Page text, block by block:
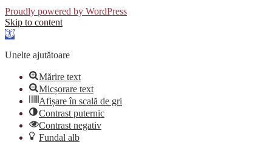
Proudly powered by WordPress
Skip to content
Open
Unelte ajutătoare
Mărire text
Micșorare text
Afișare în scală de gri
Contrast puternic
Contrast negativ
Fundal alb